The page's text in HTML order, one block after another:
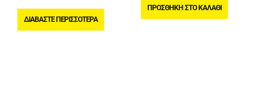
ΔΙΑΒΆΣΤΕ ΠΕΡΙΣΣΌΤΕΡΑ
ΠΡΟΣΘΉΚΗ ΣΤΟ ΚΑΛΆΘΙ